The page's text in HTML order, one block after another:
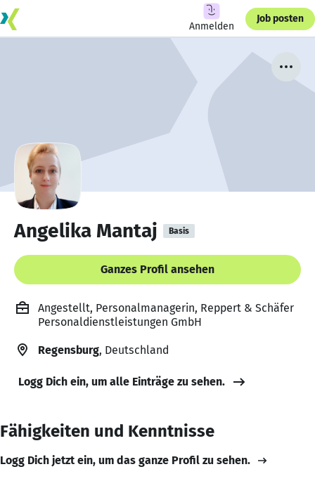
Anmelden
Job posten
Angelika Mantaj Basis
Ganzes Profil ansehen
Angestellt, Personalmanagerin, Reppert & Schäfer
Personaldienstleistungen GmbH
Regensburg, Deutschland
Logg Dich ein, um alle Einträge zu sehen.
Fähigkeiten und Kenntnisse
Logg Dich jetzt ein, um das ganze Profil zu sehen.